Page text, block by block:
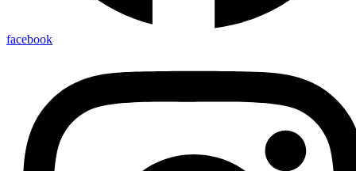
facebook